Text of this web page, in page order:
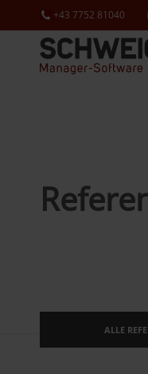
+43 7752 81040
ALLE